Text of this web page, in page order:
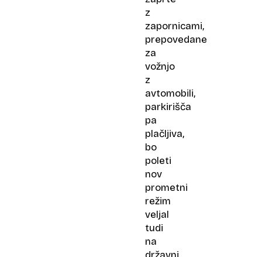
z
zapornicami,
prepovedane
za
vožnjo
z
avtomobili,
parkirišča
pa
plačljiva,
bo
poleti
nov
prometni
režim
veljal
tudi
na